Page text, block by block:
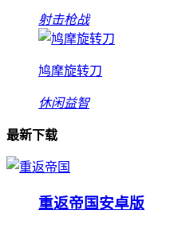
射击枪战
鸠摩旋转刀
休闲益智
最新下载
重返帝国安卓版